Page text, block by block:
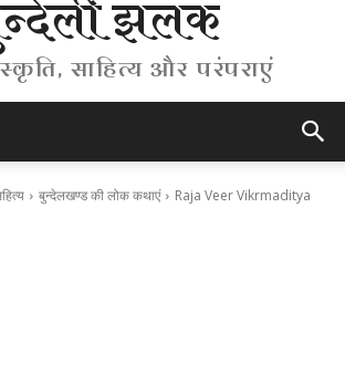
झलक
साहित्य और परंपराएं
बुन्देलखण्ड की लोक कथाएं
Raja Veer Vikrmaditya